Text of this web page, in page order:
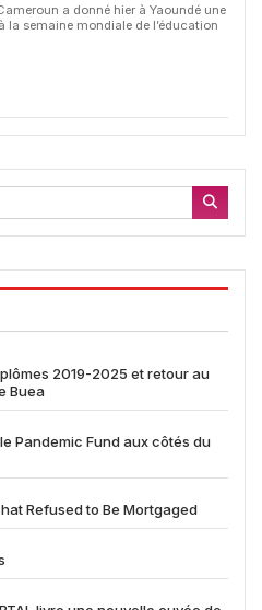
a donné hier à Yaoundé une
la semaine mondiale de l’éducation
2019-2025 et retour au
Buea
Pandemic Fund aux côtés du
Refused to Be Mortgaged